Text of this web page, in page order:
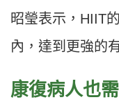
昭瑩表示，HIIT
內，達到更強的
康復病人也